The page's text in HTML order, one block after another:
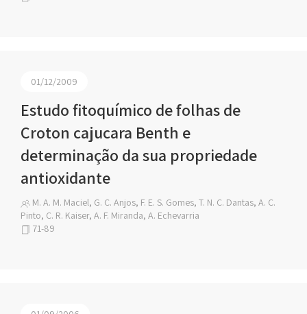
01/12/2009
Estudo fitoquímico de folhas de
Croton cajucara Benth e
determinação da sua propriedade
antioxidante
M. A. M. Maciel, G. C. Anjos, F. E. S. Gomes, T. N. C. Dantas, A. C.
Pinto, C. R. Kaiser, A. F. Miranda, A. Echevarria
71-89